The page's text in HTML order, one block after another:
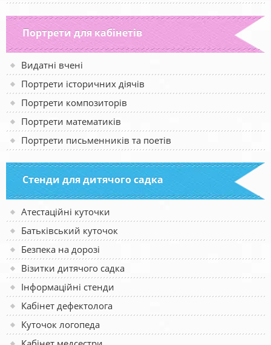
Портрети для кабінетів
Видатні вчені
Портрети історичних діячів
Портрети композиторів
Портрети математиків
Портрети письменників та поетів
Стенди для дитячого садка
Атестаційні куточки
Батьківський куточок
Безпека на дорозі
Візитки дитячого садка
Інформаційні стенди
Кабінет дефектолога
Куточок логопеда